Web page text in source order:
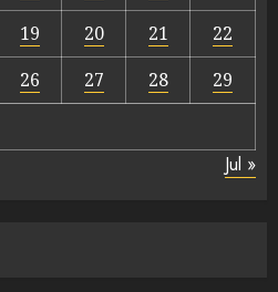
19 20 21
22
26 27 28
29
Jul »